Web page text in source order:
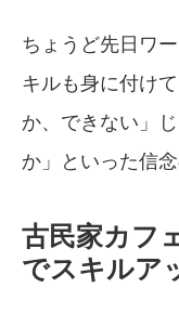
ちょうど先日ワ
キルも身に付け
か、できない」
か」といった信
古民家カフ
でスキルア